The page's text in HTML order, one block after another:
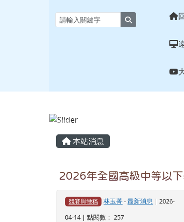
花蓮縣大榮國小全球
主內容區域
本站消息
2026年全國高級中等以
競賽與徵稿 林玉菁-最新消息 | 2026-
04-14 | 點閱數： 257
頁尾區域